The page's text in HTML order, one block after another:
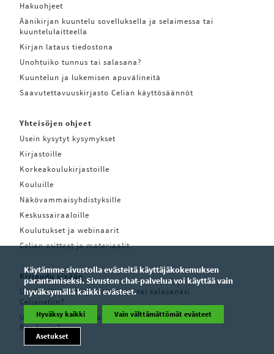
Hakuohjeet
Äänikirjan kuuntelu sovelluksella ja selaimessa tai
kuuntelulaitteella
Kirjan lataus tiedostona
Unohtuiko tunnus tai salasana?
Kuuntelun ja lukemisen apuvälineitä
Saavutettavuuskirjasto Celian käyttösäännöt
Yhteisöjen ohjeet
Usein kysytyt kysymykset
Kirjastoille
Korkeakoulukirjastoille
Kouluille
Näkövammaisyhdistyksille
Keskussairaaloille
Koulutukset ja webinaarit
Celian esitteet ja materiaalit
Kirjaudu sisään
Unohditko käyttäjätunnuksesi tai salasanasi
Celianetiin?
Unohditko käyttäjätunnuksesi tai salasanasi Pratsam
Readeriin?
Käytämme sivustolla evästeitä käyttäjäkokemuksen
parantamiseksi. Sivuston chat-palvelua voi käyttää vain
hyväksymällä kaikki evästeet.
Hyväksy kaikki Vain välttämättömät evästeet
Asetukset